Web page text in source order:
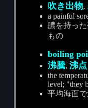
吹き出物,
a painful
膿を持っ
もの
boiling
沸騰,沸点
the
level; "they
平均海面